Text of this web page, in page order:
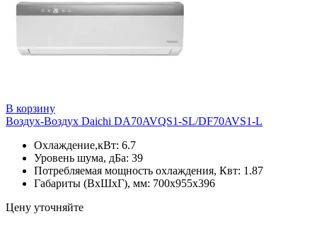
В корзину
Воздух-Воздух Daichi DA70AVQS1-SL/DF70AVS1-L
Охлаждение,кВт: 6.7
Уровень шума, дБа: 39
Потребляемая мощность охлаждения, Квт: 1.87
Габариты (ВхШхГ), мм: 700х955х396
Цену уточняйте